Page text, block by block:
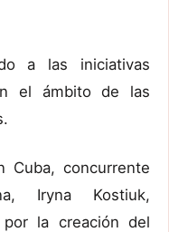
a las iniciativas
el ámbito de las
Cuba, concurrente
Iryna Kostiuk,
la creación del